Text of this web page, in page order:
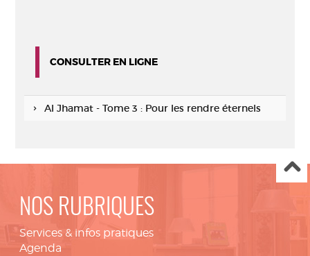
CONSULTER EN LIGNE
Al Jhamat - Tome 3 : Pour les rendre éternels
NOS RUBRIQUES
Services & infos pratiques
Agenda